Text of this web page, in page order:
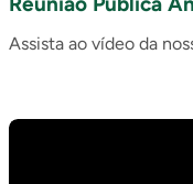
Assista ao vídeo da